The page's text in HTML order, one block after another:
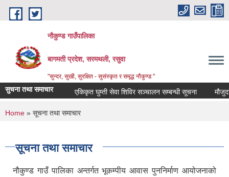
Skip to main content
नौकुण्ड गाउँपालिका
बागमती प्रदेश, सरमथली, रसुवा
"सुन्दर, सुखी, सुरक्षित - सुसंस्कृत र समृद्ध नौकुण्ड "
सुचना तथा समाचार एकिकृत घुम्ती सेवा शिविर सञ्‍चालन सम्बन्धी सूचना मौजुदा
You are here
Home » सूचना तथा समाचार
सूचना तथा समाचार
नौकुण्ड गाउँ पालिका अन्तर्गत भूकम्पीय आवास पुननिर्माण आयोजनाको